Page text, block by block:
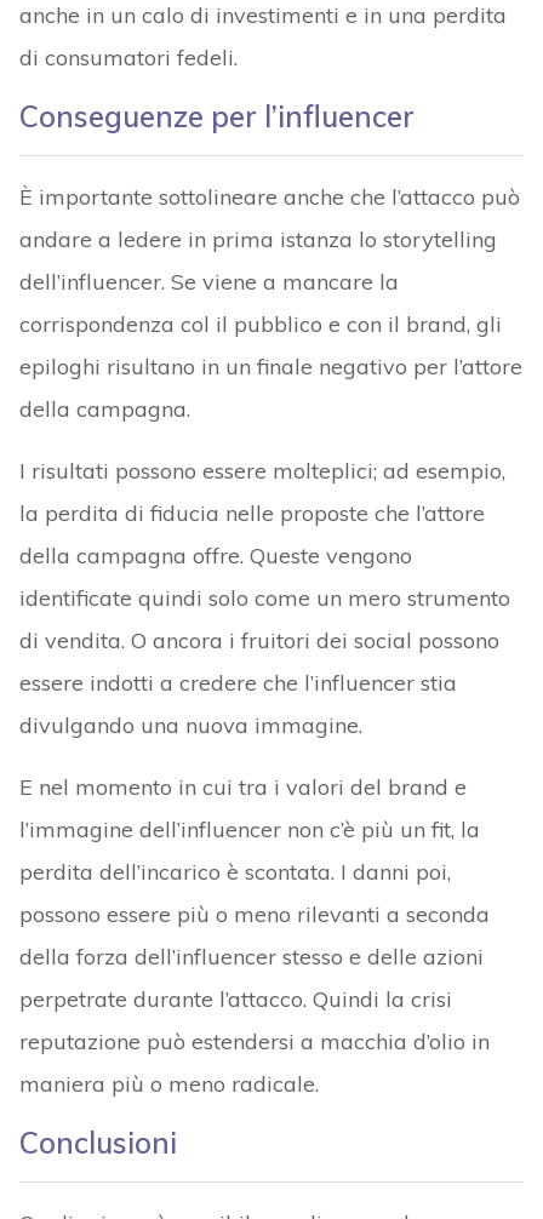
anche in un calo di investimenti e in una perdita
di consumatori fedeli.
Conseguenze per l’influencer
È importante sottolineare anche che l’attacco può
andare a ledere in prima istanza lo storytelling
dell’influencer. Se viene a mancare la
corrispondenza col il pubblico e con il brand, gli
epiloghi risultano in un finale negativo per l’attore
della campagna.
I risultati possono essere molteplici; ad esempio,
la perdita di fiducia nelle proposte che l’attore
della campagna offre. Queste vengono
identificate quindi solo come un mero strumento
di vendita. O ancora i fruitori dei social possono
essere indotti a credere che l’influencer stia
divulgando una nuova immagine.
E nel momento in cui tra i valori del brand e
l’immagine dell’influencer non c’è più un fit, la
perdita dell’incarico è scontata. I danni poi,
possono essere più o meno rilevanti a seconda
della forza dell’influencer stesso e delle azioni
perpetrate durante l’attacco. Quindi la crisi
reputazione può estendersi a macchia d’olio in
maniera più o meno radicale.
Conclusioni